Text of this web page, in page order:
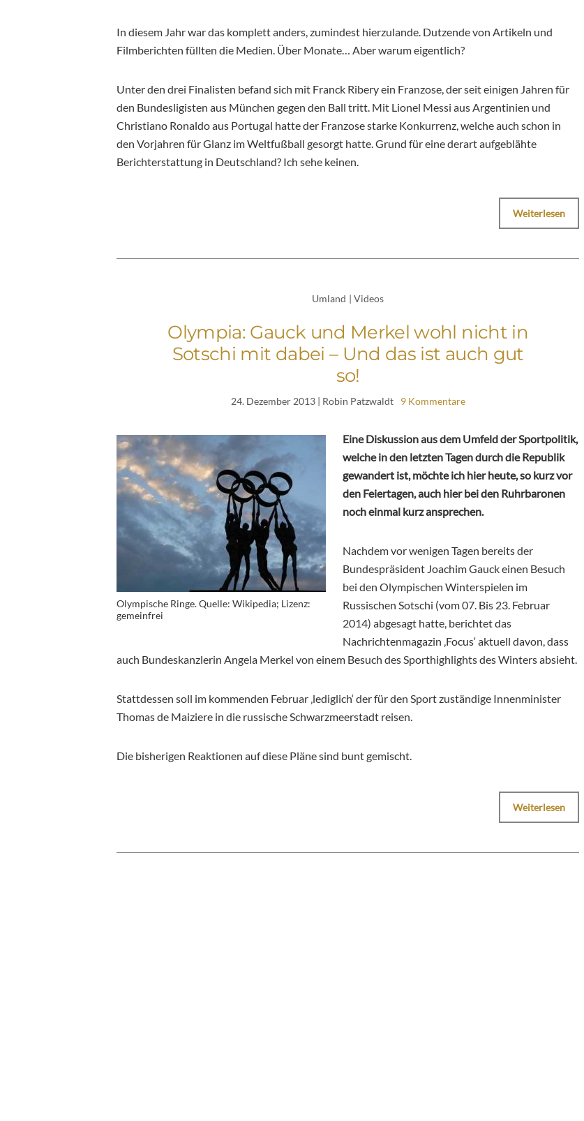
In diesem Jahr war das komplett anders, zumindest hierzulande. Dutzende von Artikeln und
Filmberichten füllten die Medien. Über Monate… Aber warum eigentlich?
Unter den drei Finalisten befand sich mit Franck Ribery ein Franzose, der seit einigen Jahren für
den Bundesligisten aus München gegen den Ball tritt. Mit Lionel Messi aus Argentinien und
Christiano Ronaldo aus Portugal hatte der Franzose starke Konkurrenz, welche auch schon in
den Vorjahren für Glanz im Weltfußball gesorgt hatte. Grund für eine derart aufgeblähte
Berichterstattung in Deutschland? Ich sehe keinen.
Weiterlesen
Umland | Videos
Olympia: Gauck und Merkel wohl nicht in
Sotschi mit dabei – Und das ist auch gut
so!
24. Dezember 2013| Robin Patzwaldt 9 Kommentare
Olympische Ringe. Quelle: Wikipedia; Lizenz:
gemeinfrei
Eine Diskussion aus dem Umfeld der Sportpolitik,
welche in den letzten Tagen durch die Republik
gewandert ist, möchte ich hier heute, so kurz vor
den Feiertagen, auch hier bei den Ruhrbaronen
noch einmal kurz ansprechen.
Nachdem vor wenigen Tagen bereits der
Bundespräsident Joachim Gauck einen Besuch
bei den Olympischen Winterspielen im
Russischen Sotschi (vom 07. Bis 23. Februar
2014) abgesagt hatte, berichtet das
Nachrichtenmagazin ‚Focus‘ aktuell davon, dass
auch Bundeskanzlerin Angela Merkel von einem Besuch des Sporthighlights des Winters absieht.
Stattdessen soll im kommenden Februar ‚lediglich‘ der für den Sport zuständige Innenminister
Thomas de Maiziere in die russische Schwarzmeerstadt reisen.
Die bisherigen Reaktionen auf diese Pläne sind bunt gemischt.
Weiterlesen